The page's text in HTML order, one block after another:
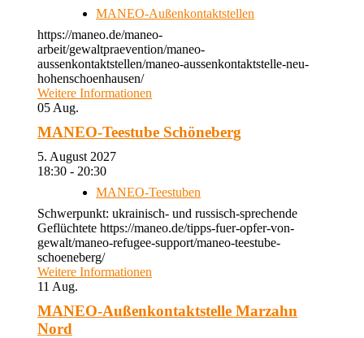
MANEO-Außenkontaktstellen
https://maneo.de/maneo-
arbeit/gewaltpraevention/maneo-
aussenkontaktstellen/maneo-aussenkontaktstelle-neu-
hohenschoenhausen/
Weitere Informationen
05 Aug.
MANEO-Teestube Schöneberg
5. August 2027
18:30 - 20:30
MANEO-Teestuben
Schwerpunkt: ukrainisch- und russisch-sprechende
Geflüchtete https://maneo.de/tipps-fuer-opfer-von-
gewalt/maneo-refugee-support/maneo-teestube-
schoeneberg/
Weitere Informationen
11 Aug.
MANEO-Außenkontaktstelle Marzahn
Nord